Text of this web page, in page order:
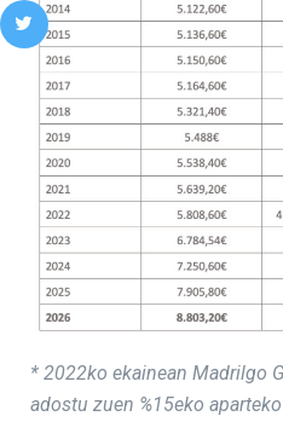
* 2022ko ekainean Madrilgo
adostu zuen %15eko